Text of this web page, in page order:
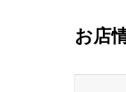
お店